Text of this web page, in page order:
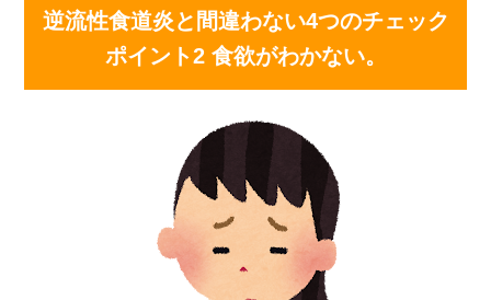
逆流性食道炎と間違わない4つのチェック
ポイント2 食欲がわかない。